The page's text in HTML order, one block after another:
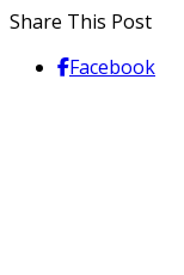
Share This Post
Facebook